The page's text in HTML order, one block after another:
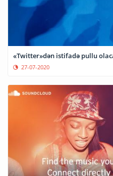
«Twitter»dən istifadə pullu
27-07-2020